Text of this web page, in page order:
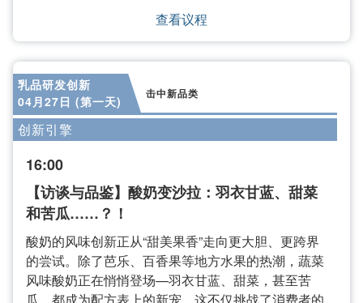
查看议程
乳品研发创新
04月27日 (第一天)
击中新品类
创新引擎
16:00
【访谈与品鉴】酸奶变沙拉：羽衣甘蓝、甜菜
和苦瓜……？！
酸奶的风味创新正从“甜美果香”走向更大胆、更跨界
的尝试。除了芭乐、百香果等地方水果的热潮，蔬菜
风味酸奶正在悄悄登场—羽衣甘蓝、甜菜，甚至苦